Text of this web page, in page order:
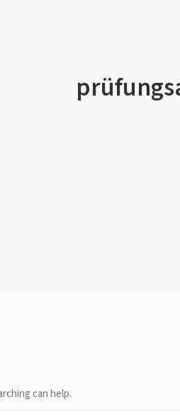
can help.